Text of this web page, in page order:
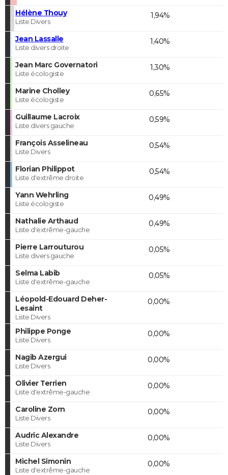
Hélène Thouy
Liste Divers
1,94%
Jean Lassalle
Liste divers droite
1,40%
Jean Marc Governatori
Liste écologiste
1,30%
Marine Cholley
Liste écologiste
0,65%
Guillaume Lacroix
Liste divers gauche
0,59%
François Asselineau
Liste Divers
0,54%
Florian Philippot
Liste d'extrême droite
0,54%
Yann Wehrling
Liste écologiste
0,49%
Nathalie Arthaud
Liste d'extrême-gauche
0,49%
Pierre Larrouturou
Liste divers gauche
0,05%
Selma Labib
Liste d'extrême-gauche
0,05%
Léopold-Edouard Deher-
Lesaint
Liste Divers
0,00%
Philippe Ponge
Liste Divers
0,00%
Nagib Azergui
Liste Divers
0,00%
Olivier Terrien
Liste d'extrême-gauche
0,00%
Caroline Zorn
Liste Divers
0,00%
Audric Alexandre
Liste Divers
0,00%
Michel Simonin
Liste d'extrême-gauche
0,00%